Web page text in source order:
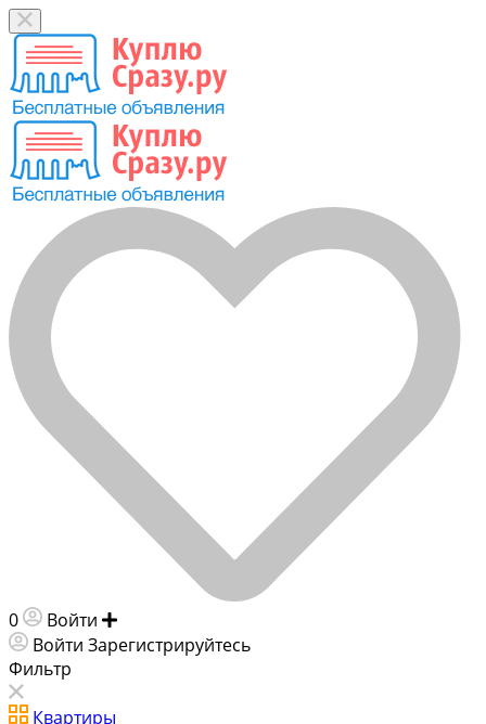
0 Войти
Войти Зарегистрируйтесь
Фильтр
Квартиры